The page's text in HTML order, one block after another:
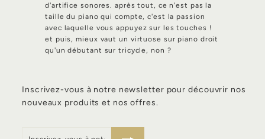
d'artifice sonores. après tout, ce n'est pas la
taille du piano qui compte, c'est la passion
avec laquelle vous appuyez sur les touches !
et puis, mieux vaut un virtuose sur piano droit
qu'un débutant sur tricycle, non ?
Inscrivez-vous à notre newsletter pour découvrir nos
nouveaux produits et nos offres.